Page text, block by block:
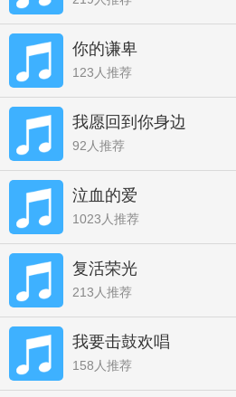
你的谦卑
123人推荐
我愿回到你身边
92人推荐
泣血的爱
1023人推荐
复活荣光
213人推荐
我要击鼓欢唱
158人推荐